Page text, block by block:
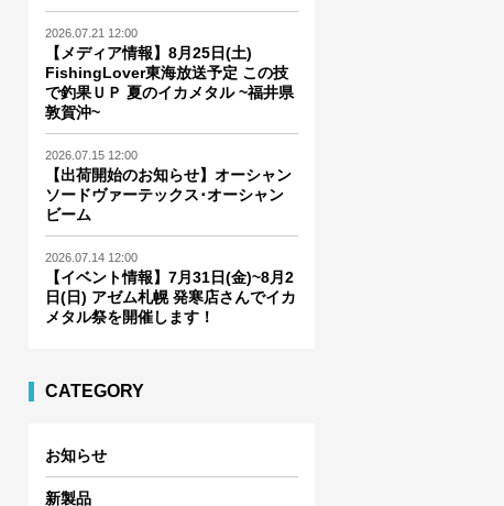
2026.07.21 12:00
【メディア情報】8月25日(土)
FishingLover東海放送予定 この技
で釣果ＵＰ 夏のイカメタル ~福井県
敦賀沖~
2026.07.15 12:00
【出荷開始のお知らせ】オーシャン
ソードヴァーテックス･オーシャン
ビーム
2026.07.14 12:00
【イベント情報】7月31日(金)~8月2
日(日) アゼム札幌 発寒店さんでイカ
メタル祭を開催します！
CATEGORY
お知らせ
新製品